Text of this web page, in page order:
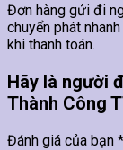
Đơn hàng gửi đi
chuyển phát
khi thanh toán.
Hãy là người
Thành Công
Đánh giá của bạn *